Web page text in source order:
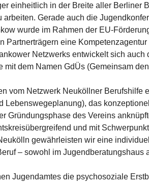
einheitlich in der Breite aller Berliner
arbeiten. Gerade auch die
wurde im Rahmen der EU-
Partnerträgern eine Kompetenzagentur
Netzwerks entwickelt sich auch
dem Namen GdÜs (Gemeinsam den
vom Netzwerk Neuköllner Berufshilfe
Lebenswegeplanung), das
Gründungsphase des Vereins
und mit
gewährleisten wir eine individuell
– sowohl im Jugendberatungshaus
Jugendamtes die psychosoziale